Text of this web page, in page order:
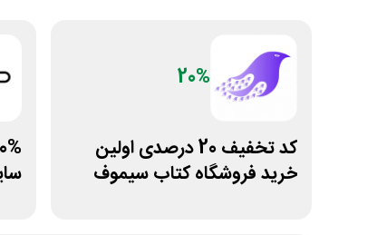
20%
کد تخفیف 20 درصدی اولین
خرید فروشگاه کتاب سیموف